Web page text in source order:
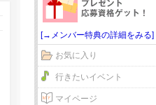
[→メンバー特典の詳細をみる]
お気に入り
行きたいイベント
マイページ